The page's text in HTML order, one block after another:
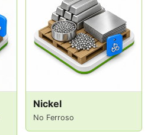
Nickel
No Ferroso